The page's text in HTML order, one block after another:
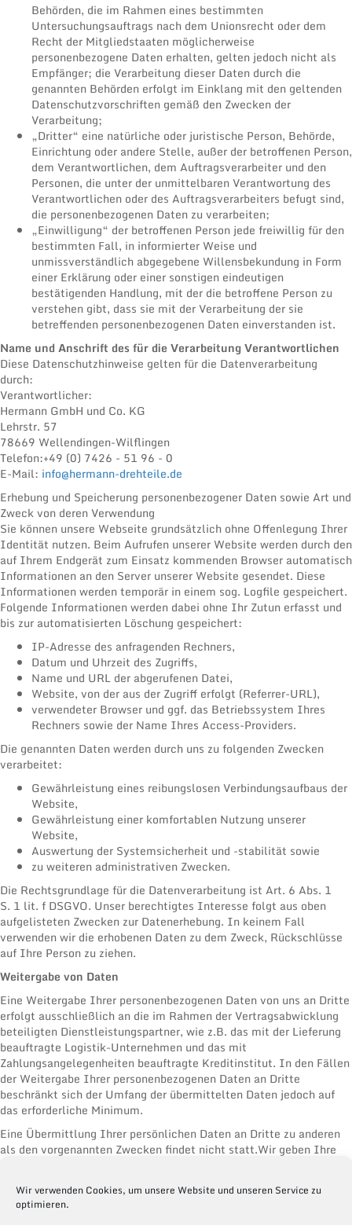
Wir verwenden Cookies, um unsere Website und unseren Service zu
optimieren.
Behörden, die im Rahmen eines bestimmten
Untersuchungsauftrags nach dem Unionsrecht oder dem
Recht der Mitgliedstaaten möglicherweise
personenbezogene Daten erhalten, gelten jedoch nicht als
Empfänger; die Verarbeitung dieser Daten durch die
genannten Behörden erfolgt im Einklang mit den geltenden
Datenschutzvorschriften gemäß den Zwecken der
Verarbeitung;
„Dritter“ eine natürliche oder juristische Person, Behörde,
Einrichtung oder andere Stelle, außer der betroffenen Person,
dem Verantwortlichen, dem Auftragsverarbeiter und den
Personen, die unter der unmittelbaren Verantwortung des
Verantwortlichen oder des Auftragsverarbeiters befugt sind,
die personenbezogenen Daten zu verarbeiten;
„Einwilligung“ der betroffenen Person jede freiwillig für den
bestimmten Fall, in informierter Weise und
unmissverständlich abgegebene Willensbekundung in Form
einer Erklärung oder einer sonstigen eindeutigen
bestätigenden Handlung, mit der die betroffene Person zu
verstehen gibt, dass sie mit der Verarbeitung der sie
betreffenden personenbezogenen Daten einverstanden ist.
Name und Anschrift des für die Verarbeitung Verantwortlichen
Diese Datenschutzhinweise gelten für die Datenverarbeitung
durch:
Verantwortlicher:
Hermann GmbH und Co. KG
Lehrstr. 57
78669 Wellendingen-Wilflingen
Telefon:+49 (0) 7426 - 51 96 - 0
E-Mail: info@hermann-drehteile.de
Erhebung und Speicherung personenbezogener Daten sowie Art und
Zweck von deren Verwendung
Sie können unsere Webseite grundsätzlich ohne Offenlegung Ihrer
Identität nutzen. Beim Aufrufen unserer Website werden durch den
auf Ihrem Endgerät zum Einsatz kommenden Browser automatisch
Informationen an den Server unserer Website gesendet. Diese
Informationen werden temporär in einem sog. Logfile gespeichert.
Folgende Informationen werden dabei ohne Ihr Zutun erfasst und
bis zur automatisierten Löschung gespeichert:
IP-Adresse des anfragenden Rechners,
Datum und Uhrzeit des Zugriffs,
Name und URL der abgerufenen Datei,
Website, von der aus der Zugriff erfolgt (Referrer-URL),
verwendeter Browser und ggf. das Betriebssystem Ihres
Rechners sowie der Name Ihres Access-Providers.
Die genannten Daten werden durch uns zu folgenden Zwecken
verarbeitet:
Gewährleistung eines reibungslosen Verbindungsaufbaus der
Website,
Gewährleistung einer komfortablen Nutzung unserer
Website,
Auswertung der Systemsicherheit und -stabilität sowie
zu weiteren administrativen Zwecken.
Die Rechtsgrundlage für die Datenverarbeitung ist Art. 6 Abs. 1
S. 1 lit. f DSGVO. Unser berechtigtes Interesse folgt aus oben
aufgelisteten Zwecken zur Datenerhebung. In keinem Fall
verwenden wir die erhobenen Daten zu dem Zweck, Rückschlüsse
auf Ihre Person zu ziehen.
Weitergabe von Daten
Eine Weitergabe Ihrer personenbezogenen Daten von uns an Dritte
erfolgt ausschließlich an die im Rahmen der Vertragsabwicklung
beteiligten Dienstleistungspartner, wie z.B. das mit der Lieferung
beauftragte Logistik-Unternehmen und das mit
Zahlungsangelegenheiten beauftragte Kreditinstitut. In den Fällen
der Weitergabe Ihrer personenbezogenen Daten an Dritte
beschränkt sich der Umfang der übermittelten Daten jedoch auf
das erforderliche Minimum.
Eine Übermittlung Ihrer persönlichen Daten an Dritte zu anderen
als den vorgenannten Zwecken findet nicht statt.Wir geben Ihre
Sie Ihre nach Art. 6 Abs. 1 S. 1 lit. a DSGVO ausdrückliche
Einwilligung dazu erteilt haben,